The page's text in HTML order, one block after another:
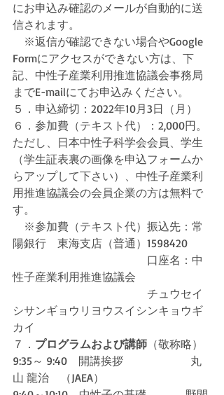
にお申込み確認のメールが自動的に送
信されます。
※返信が確認できない場合やGoogle
Formにアクセスができない方は、下
記、中性子産業利用推進協議会事務局
までE-mailにてお申込みください。
５．申込締切：2022年10月3日（月）
６．参加費（テキスト代）：2,000円。
ただし、日本中性子科学会会員、学生
（学生証表裏の画像を申込フォームか
らアップして下さい）、中性子産業利
用推進協議会の会員企業の方は無料で
す。
※参加費（テキスト代）振込先：常
陽銀行　東海支店（普通）1598420
口座名：中
性子産業利用推進協議会
チュウセイ
シサンギョウリヨウスイシンキョウギ
カイ
７． プログラムおよび講師 （敬称略）
9:35～ 9:40　開講挨拶　　　　　　丸
山 龍治　（JAEA）